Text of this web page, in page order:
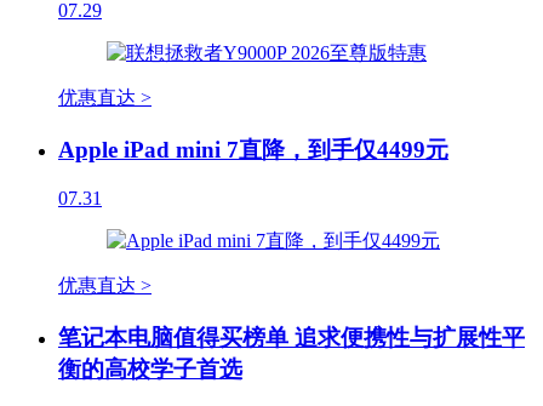
07.29
优惠直达 >
Apple iPad mini 7直降，到手仅4499元
07.31
优惠直达 >
笔记本电脑值得买榜单 追求便携性与扩展性平
衡的高校学子首选